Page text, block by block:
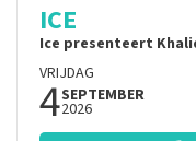
ICE
Ice presenteert
VRIJDAG
4SEPTEMBER
2026